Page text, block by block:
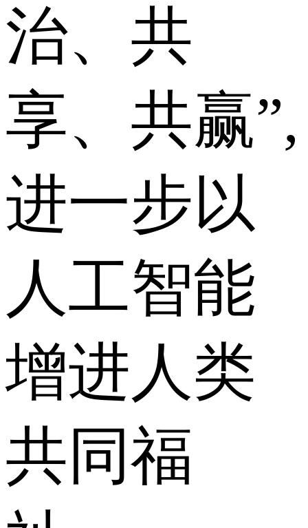
治、共
享、共赢”,
进一步以
人工智能
增进人类
共同福